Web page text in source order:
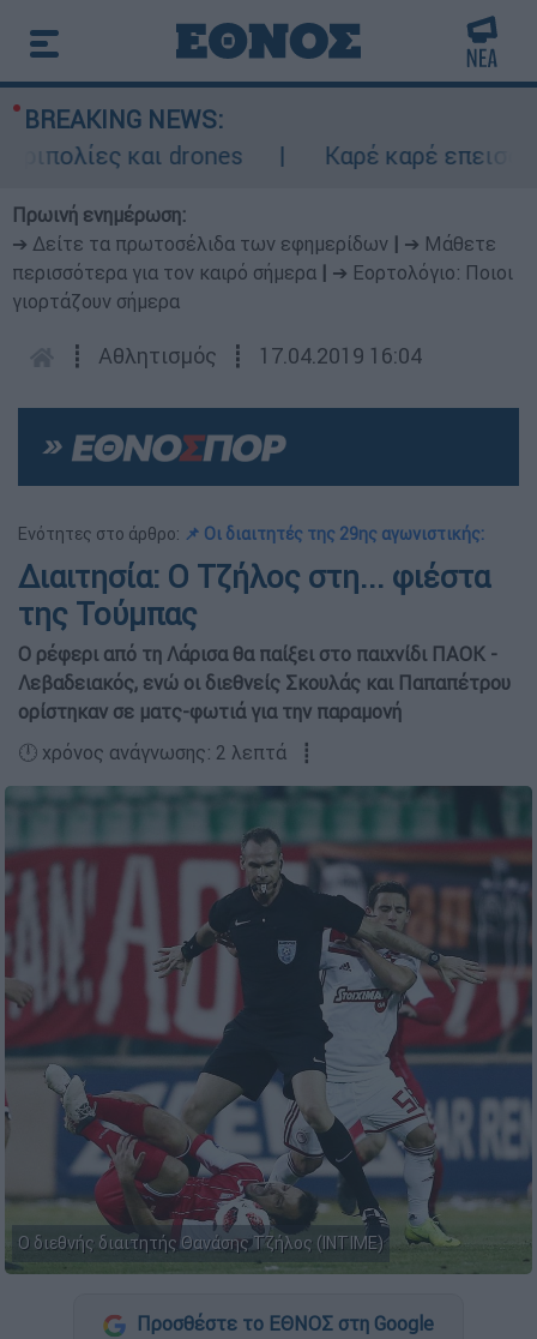
BREAKING NEWS:
και drones
Καρέ καρέ
Πρωινή ενημέρωση:
➔ Δείτε τα πρωτοσέλιδα των εφημερίδων
➔ Μάθετε
περισσότερα για τον καιρό σήμερα
➔ Εορτολόγιο: Ποιοι
γιορτάζουν σήμερα
┋ Αθλητισμός ┋ 17.04.2019 16:04
Ενότητες στο άρθρο: 📌 Οι διαιτητές της 29ης αγωνιστικής:
Διαιτησία: Ο Τζήλος στη... φιέστα
της Τούμπας
Ο ρέφερι από τη Λάρισα θα παίξει στο παιχνίδι ΠΑΟΚ -
Λεβαδειακός, ενώ οι διεθνείς Σκουλάς και Παπαπέτρου
ορίστηκαν σε ματς-φωτιά για την παραμονή
🕛 χρόνος ανάγνωσης: 2 λεπτά ┋
Ο διεθνής διαιτητής Θανάσης Τζήλος (INTIME)
Προσθέστε το ΕΘΝΟΣ στη Google